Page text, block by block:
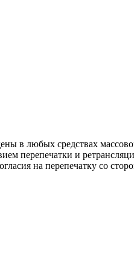
в любых средствах
перепечатки и
на перепечатку со